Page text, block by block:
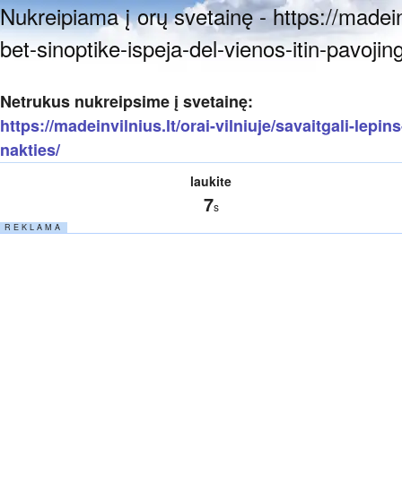
Nukreipiama į orų svetainę - https://
bet-sinoptike-ispeja-del-vienos-itin-
Netrukus nukreipsime į svetainę:
https://madeinvilnius.lt/orai-vilniuje/savaitgali-
nakties/
laukite
7s
R E K L A M A